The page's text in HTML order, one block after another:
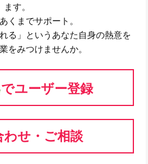
ます。
くまでサポート。
る」というあなた自身の熱意を
をみつけませんか。
でユーザー登録
わせ・ご相談